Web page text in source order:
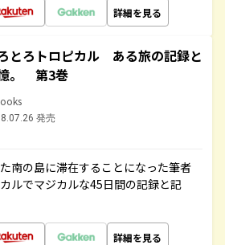
詳細を見る
とろトロピカル ある旅の記録と
。 第3巻
発売
南の島に滞在することになった筆者
ルでマジカルな45日間の記録と記
詳細を見る